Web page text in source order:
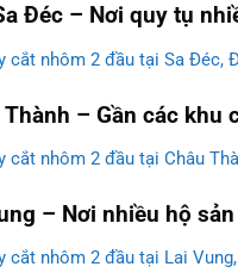
Đéc – Nơi quy tụ
cắt nhôm 2 đầu tại Sa Đéc,
– Gần các khu
cắt nhôm 2 đầu tại Châu
– Nơi nhiều hộ
cắt nhôm 2 đầu tại Lai